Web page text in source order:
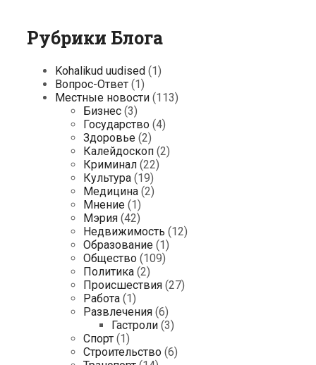
Рубрики Блога
Kohalikud uudised (1)
Вопрос-Ответ (1)
Местные новости (113)
Бизнес (3)
Государство (4)
Здоровье (2)
Калейдоскоп (2)
Криминал (22)
Культура (19)
Медицина (2)
Мнение (1)
Мэрия (42)
Недвижимость (12)
Образование (1)
Общество (109)
Политика (2)
Происшествия (27)
Работа (1)
Развлечения (6)
Гастроли (3)
Спорт (1)
Строительство (6)